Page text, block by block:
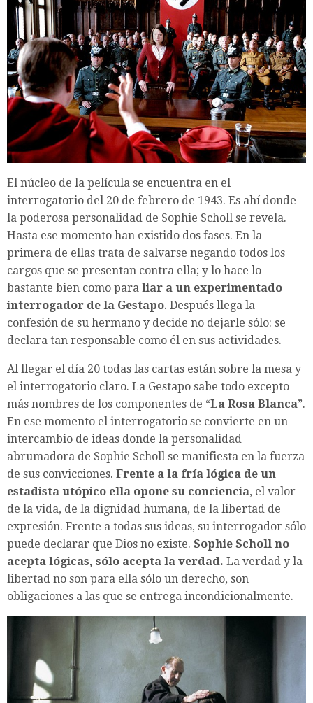
El núcleo de la película se encuentra en el
interrogatorio del 20 de febrero de 1943. Es ahí donde
la poderosa personalidad de Sophie Scholl se revela.
Hasta ese momento han existido dos fases. En la
primera de ellas trata de salvarse negando todos los
cargos que se presentan contra ella; y lo hace lo
bastante bien como para liar a un experimentado
interrogador de la Gestapo. Después llega la
confesión de su hermano y decide no dejarle sólo: se
declara tan responsable como él en sus actividades.
Al llegar el día 20 todas las cartas están sobre la mesa y
el interrogatorio claro. La Gestapo sabe todo excepto
más nombres de los componentes de “La Rosa Blanca”.
En ese momento el interrogatorio se convierte en un
intercambio de ideas donde la personalidad
abrumadora de Sophie Scholl se manifiesta en la fuerza
de sus convicciones. Frente a la fría lógica de un
estadista utópico ella opone su conciencia, el valor
de la vida, de la dignidad humana, de la libertad de
expresión. Frente a todas sus ideas, su interrogador sólo
puede declarar que Dios no existe. Sophie Scholl no
acepta lógicas, sólo acepta la verdad. La verdad y la
libertad no son para ella sólo un derecho, son
obligaciones a las que se entrega incondicionalmente.